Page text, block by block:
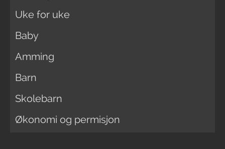
Uke for uke
Baby
Amming
Barn
Skolebarn
Økonomi og permisjon